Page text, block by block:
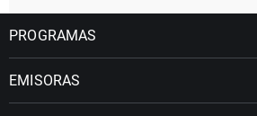
PROGRAMAS
EMISORAS